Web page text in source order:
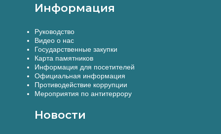
Информация
Руководство
Видео о нас
Государственные закупки
Карта памятников
Информация для посетителей
Официальная информация
Противодействие коррупции
Мероприятия по антитеррору
Новости